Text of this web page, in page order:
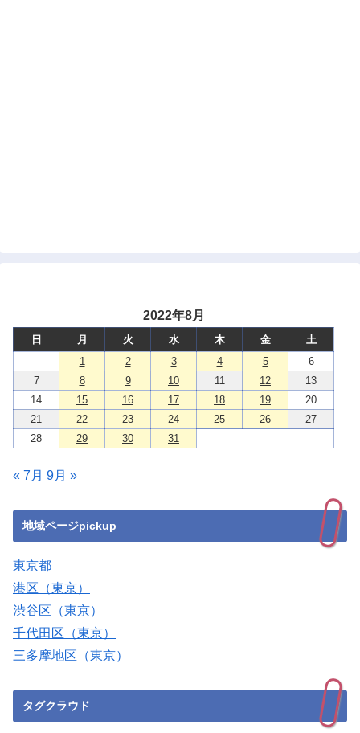
2022年8月
日 月 火 水 木 金
土
1
2 3 4 5
6
7
8 9 10 11 12
13
14
15 16 17 18 19
20
21
22 23 24 25 26
27
28
29 30 31
« 7月 9月 »
地域ページpickup
東京都
港区（東京）
渋谷区（東京）
千代田区（東京）
三多摩地区（東京）
タグクラウド